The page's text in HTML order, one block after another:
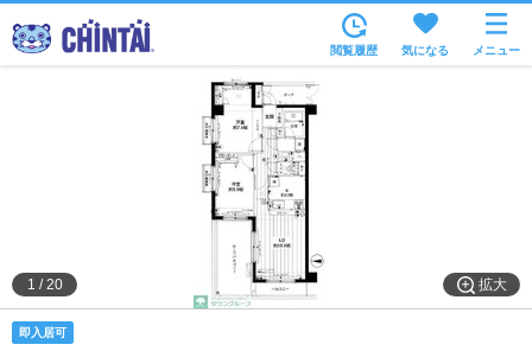
住所から
家賃相場から
通勤通学時間から
物件特集から
不動産会社から
閲覧履歴 気になる メニュー
拡大
1 /20
即入居可